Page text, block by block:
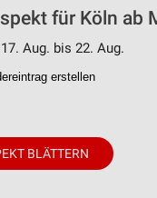
für Köln ab
Aug. bis 22. Aug.
erstellen
BLÄTTERN